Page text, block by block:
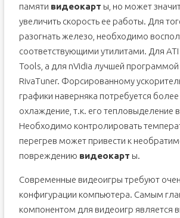
памяти видеокарт ы, но может
увеличить скорость ее работы. Для
разогнать железо, необходимо
соответствующими утилитами. Для ATI
Tools, а для nVidia лучшей программой
RivaTuner. Форсированному
графики наверняка потребуется
охлаждение, т.к. его тепловыделение
Необходимо контролировать
перегрев может привести к
повреждению видеокарт ы.
Современные видеоигры требуют
конфигурации компьютера. Самым
компонентом для видеоигр является